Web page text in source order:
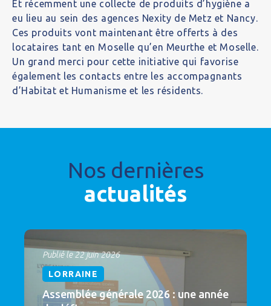
Et récemment une collecte de produits d’hygiène a
eu lieu au sein des agences Nexity de Metz et Nancy.
Ces produits vont maintenant être offerts à des
locataires tant en Moselle qu’en Meurthe et Moselle.
Un grand merci pour cette initiative qui favorise
également les contacts entre les accompagnants
d’Habitat et Humanisme et les résidents.
Nos dernières
actualités
Publié le 22 juin 2026
LORRAINE
Assemblée générale 2026 : une année